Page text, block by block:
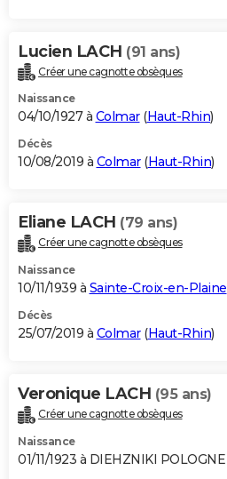
Lucien LACH (91 ans)
Créer une cagnotte obsèques
Naissance
04/10/1927 à Colmar(Haut-Rhin)
Décès
10/08/2019 à Colmar(Haut-Rhin)
Eliane LACH (79 ans)
Créer une cagnotte obsèques
Naissance
10/11/1939 à Sainte-Croix-en-Plaine
Décès
25/07/2019 à Colmar(Haut-Rhin)
Veronique LACH (95 ans)
Créer une cagnotte obsèques
Naissance
01/11/1923 à DIEHZNIKI POLOGNE